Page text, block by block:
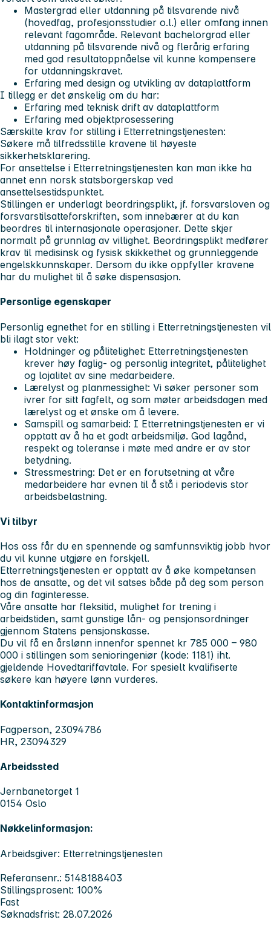
Mastergrad eller utdanning på tilsvarende nivå
(hovedfag, profesjonsstudier o.l.) eller omfang innen
relevant fagområde. Relevant bachelorgrad eller
utdanning på tilsvarende nivå og flerårig erfaring
med god resultatoppnåelse vil kunne kompensere
for utdanningskravet.
Erfaring med design og utvikling av dataplattform
I tillegg er det ønskelig om du har:
Erfaring med teknisk drift av dataplattform
Erfaring med objektprosessering
Særskilte krav for stilling i Etterretningstjenesten:
Søkere må tilfredsstille kravene til høyeste
sikkerhetsklarering.
For ansettelse i Etterretningstjenesten kan man ikke ha
annet enn norsk statsborgerskap ved
ansettelsestidspunktet.
Stillingen er underlagt beordringsplikt, jf. forsvarsloven og
forsvarstilsatteforskriften, som innebærer at du kan
beordres til internasjonale operasjoner. Dette skjer
normalt på grunnlag av villighet. Beordringsplikt medfører
krav til medisinsk og fysisk skikkethet og grunnleggende
engelskkunnskaper. Dersom du ikke oppfyller kravene
har du mulighet til å søke dispensasjon.
Personlige egenskaper
Personlig egnethet for en stilling i Etterretningstjenesten vil
bli ilagt stor vekt:
Holdninger og pålitelighet: Etterretningstjenesten
krever høy faglig- og personlig integritet, pålitelighet
og lojalitet av sine medarbeidere.
Lærelyst og planmessighet: Vi søker personer som
ivrer for sitt fagfelt, og som møter arbeidsdagen med
lærelyst og et ønske om å levere.
Samspill og samarbeid: I Etterretningstjenesten er vi
opptatt av å ha et godt arbeidsmiljø. God lagånd,
respekt og toleranse i møte med andre er av stor
betydning.
Stressmestring: Det er en forutsetning at våre
medarbeidere har evnen til å stå i periodevis stor
arbeidsbelastning.
Vi tilbyr
Hos oss får du en spennende og samfunnsviktig jobb hvor
du vil kunne utgjøre en forskjell.
Etterretningstjenesten er opptatt av å øke kompetansen
hos de ansatte, og det vil satses både på deg som person
og din faginteresse.
Våre ansatte har fleksitid, mulighet for trening i
arbeidstiden, samt gunstige lån- og pensjonsordninger
gjennom Statens pensjonskasse.
Du vil få en årslønn innenfor spennet kr 785 000 – 980
000 i stillingen som senioringeniør (kode: 1181) iht.
gjeldende Hovedtariffavtale. For spesielt kvalifiserte
søkere kan høyere lønn vurderes.
Kontaktinformasjon
Fagperson, 23094786
HR, 23094329
Arbeidssted
Jernbanetorget 1
0154 Oslo
Nøkkelinformasjon:
Arbeidsgiver: Etterretningstjenesten
Referansenr.: 5148188403
Stillingsprosent: 100%
Fast
Søknadsfrist: 28.07.2026